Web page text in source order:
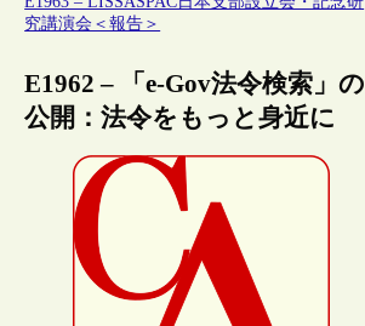
究講演会＜報告＞
E1962 – 「e-Gov法令検索」の
公開：法令をもっと身近に